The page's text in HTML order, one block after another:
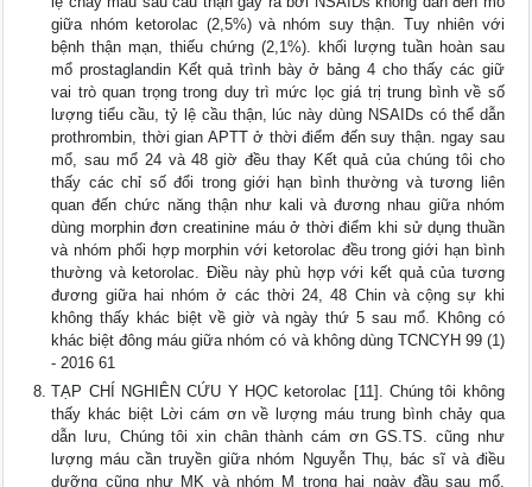
giữa nhóm ketorolac (2,5%) và nhóm suy thận. Tuy nhiên với
bệnh thận mạn, thiếu chứng (2,1%). khối lượng tuần hoàn sau
mổ prostaglandin Kết quả trình bày ở bảng 4 cho thấy các giữ
vai trò quan trọng trong duy trì mức lọc giá trị trung bình về số
lượng tiểu cầu, tỷ lệ cầu thận, lúc này dùng NSAIDs có thể dẫn
prothrombin, thời gian APTT ở thời điểm đến suy thận. ngay sau
mổ, sau mổ 24 và 48 giờ đều thay Kết quả của chúng tôi cho
thấy các chỉ số đổi trong giới hạn bình thường và tương liên
quan đến chức năng thận như kali và đương nhau giữa nhóm
dùng morphin đơn creatinine máu ở thời điểm khi sử dụng thuần
và nhóm phối hợp morphin với ketorolac đều trong giới hạn bình
thường và ketorolac. Điều này phù hợp với kết quả của tương
đương giữa hai nhóm ở các thời 24, 48 Chin và cộng sự khi
không thấy khác biệt về giờ và ngày thứ 5 sau mổ. Không có
khác biệt đông máu giữa nhóm có và không dùng TCNCYH 99 (1)
- 2016 61
TẠP CHÍ NGHIÊN CỨU Y HỌC ketorolac [11]. Chúng tôi không
thấy khác biệt Lời cám ơn về lượng máu trung bình chảy qua
dẫn lưu, Chúng tôi xin chân thành cám ơn GS.TS. cũng như
lượng máu cần truyền giữa nhóm Nguyễn Thụ, bác sĩ và điều
dưỡng cũng như MK và nhóm M trong hai ngày đầu sau mổ.